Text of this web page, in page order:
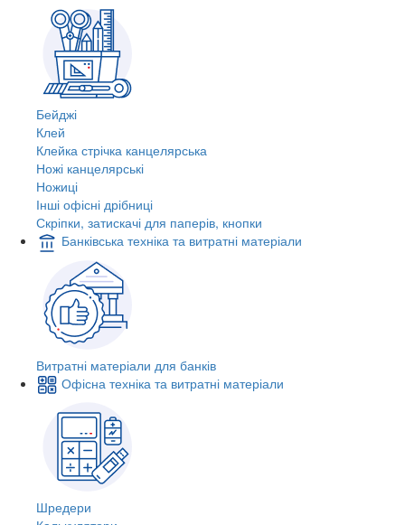
Бейджі
Клей
Клейка стрічка канцелярська
Ножі канцелярські
Ножиці
Інші офісні дрібниці
Скріпки, затискачі для паперів, кнопки
Банківська техніка та витратні матеріали
Витратні матеріали для банків
Офісна техніка та витратні матеріали
Шредери